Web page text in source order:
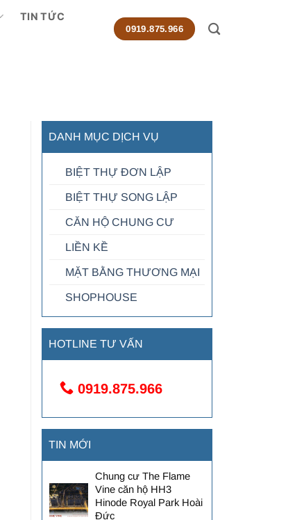
TIN TỨC
0919.875.966
DANH MỤC DỊCH VỤ
BIỆT THỰ ĐƠN LẬP
BIỆT THỰ SONG LẬP
CĂN HỘ CHUNG CƯ
LIỀN KỀ
MẶT BẰNG THƯƠNG MẠI
SHOPHOUSE
HOTLINE TƯ VẤN
0919.875.966
TIN MỚI
Chung cư The Flame
Vine căn hộ HH3
Hinode Royal Park Hoài
Đức